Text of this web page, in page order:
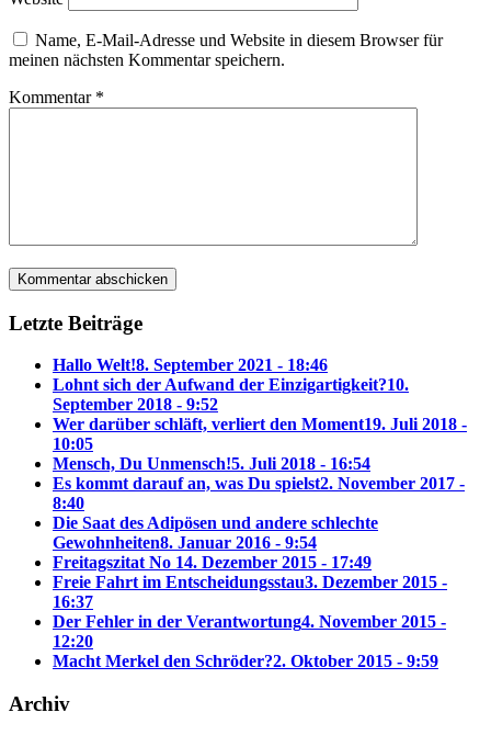
Name, E-Mail-Adresse und Website in diesem Browser für
meinen nächsten Kommentar speichern.
Kommentar *
Letzte Beiträge
Hallo Welt!8. September 2021 - 18:46
Lohnt sich der Aufwand der Einzigartigkeit?10.
September 2018 - 9:52
Wer darüber schläft, verliert den Moment19. Juli 2018 -
10:05
Mensch, Du Unmensch!5. Juli 2018 - 16:54
Es kommt darauf an, was Du spielst2. November 2017 -
8:40
Die Saat des Adipösen und andere schlechte
Gewohnheiten8. Januar 2016 - 9:54
Freitagszitat No 14. Dezember 2015 - 17:49
Freie Fahrt im Entscheidungsstau3. Dezember 2015 -
16:37
Der Fehler in der Verantwortung4. November 2015 -
12:20
Macht Merkel den Schröder?2. Oktober 2015 - 9:59
Archiv